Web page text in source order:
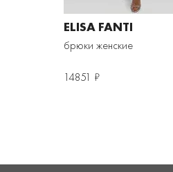
ELISA FANTI
брюки женские
14851 ₽